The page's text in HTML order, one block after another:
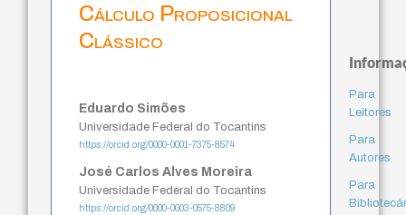
Cálculo Proposicional
Clássico
Eduardo Simões
Universidade Federal do Tocantins
https://orcid.org/0000-0001-7375-8574
José Carlos Alves Moreira
Universidade Federal do Tocantins
https://orcid.org/0000-0003-0575-8809
Para
Leitores
Para
Autores
Para